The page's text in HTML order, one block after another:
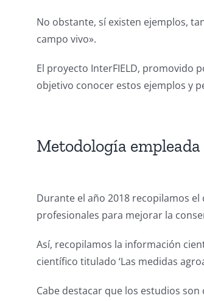
No obstante, sí existen ejemplos,
campo vivo».
El proyecto InterFIELD, promovido
objetivo conocer estos ejemplos y
Metodología empleada
Durante el año 2018 recopilamos
profesionales para mejorar la
Así, recopilamos la información
científico titulado ‘Las medidas
Cabe destacar que los estudios